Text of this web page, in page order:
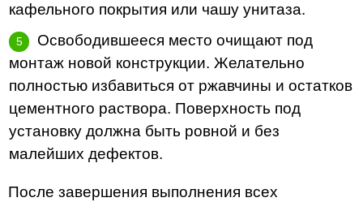
кафельного покрытия или чашу унитаза.
Освободившееся место очищают под
монтаж новой конструкции. Желательно
полностью избавиться от ржавчины и остатков
цементного раствора. Поверхность под
установку должна быть ровной и без
малейших дефектов.
После завершения выполнения всех